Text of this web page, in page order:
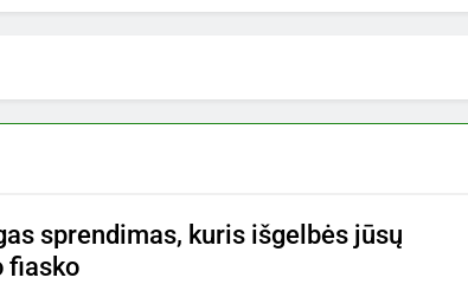
sprendimas, kuris išgelbės jūsų
fiasko